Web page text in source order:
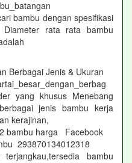
bambu dengan spesifikasi
rata rata bambu
Berbagai Jenis & Ukuran
yang khusus Menebang
jenis bambu kerja
kerajinan,
bambu harga Facebook
293870134012318
bambu